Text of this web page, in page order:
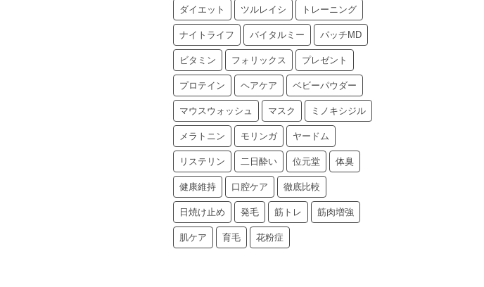
ダイエット ツルレイシ トレーニング
ナイトライフ バイタルミー パッチMD
ビタミン フォリックス プレゼント
プロテイン ヘアケア ベビーパウダー
マウスウォッシュ マスク ミノキシジル
メラトニン モリンガ ヤードム
リステリン 二日酔い 位元堂 体臭
健康維持 口腔ケア 徹底比較
日焼け止め 発毛 筋トレ 筋肉増強
肌ケア 育毛 花粉症